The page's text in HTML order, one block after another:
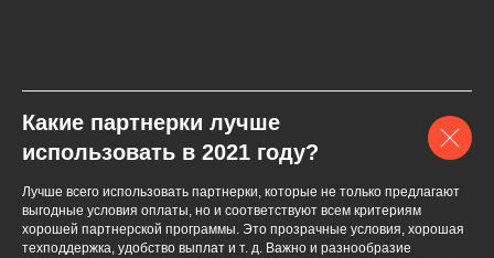
Какие партнерки лучше
использовать в 2021 году?
Лучше всего использовать партнерки, которые не только предлагают
выгодные условия оплаты, но и соответствуют всем критериям
хорошей партнерской программы. Это прозрачные условия, хорошая
техподдержка, удобство выплат и т. д. Важно и разнообразие